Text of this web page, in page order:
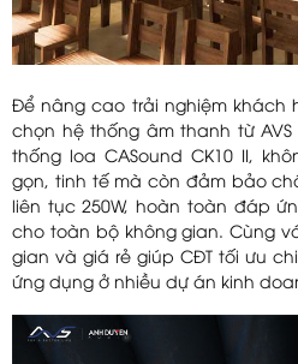
Để nâng cao trải nghiệm khách
chọn hệ thống âm thanh từ
thống loa CASound CK10 II,
gọn, tinh tế mà còn đảm bảo
liên tục 250W, hoàn toàn đáp
cho toàn bộ không gian. Cùng
gian và giá rẻ giúp CĐT tối ưu
ứng dụng ở nhiều dự án kinh